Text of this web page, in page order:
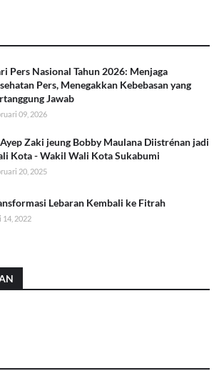
Pers Nasional Tahun 2026: Menjaga
Pers, Menegakkan Kebebasan yang
Jawab
09, 2026
Zaki jeung Bobby Maulana Diistrénan jadi
Kota - Wakil Wali Kota Sukabumi
20, 2025
Lebaran Kembali ke Fitrah
14, 2022